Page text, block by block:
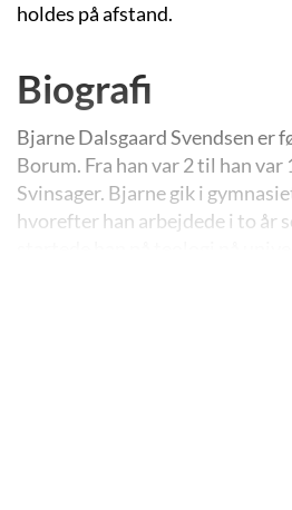
holdes på afstand.
Biografi
Bjarne Dalsgaard Svendsen er
Borum. Fra han var 2 til han var
Svinsager. Bjarne gik i
hvorefter han arbejdede i to år